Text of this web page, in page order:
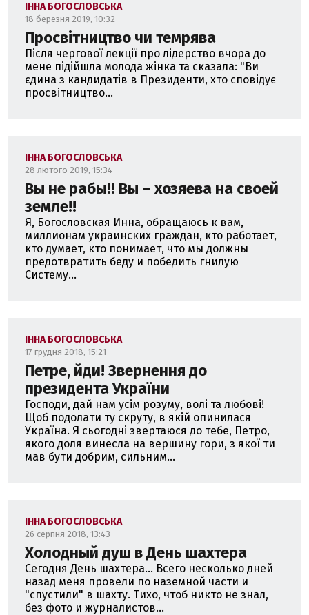
ІННА БОГОСЛОВСЬКА
18 березня 2019, 10:32
Просвітництво чи темрява
Після чергової лекції про лідерство вчора до
мене підійшла молода жінка та сказала: "Ви
єдина з кандидатів в Президенти, хто сповідує
просвітництво...
ІННА БОГОСЛОВСЬКА
28 лютого 2019, 15:34
Вы не рабы!! Вы – хозяева на своей
земле!!
Я, Богословская Инна, обращаюсь к вам,
миллионам украинских граждан, кто работает,
кто думает, кто понимает, что мы должны
предотвратить беду и победить гнилую
Систему...
ІННА БОГОСЛОВСЬКА
17 грудня 2018, 15:21
Петре, йди! Звернення до
президента України
Господи, дай нам усім розуму, волі та любові!
Щоб подолати ту скруту, в якій опинилася
Україна. Я сьогодні звертаюся до тебе, Петро,
якого доля винесла на вершину гори, з якої ти
мав бути добрим, сильним...
ІННА БОГОСЛОВСЬКА
26 серпня 2018, 13:43
Холодный душ в День шахтера
Сегодня День шахтера... Всего несколько дней
назад меня провели по наземной части и
"спустили" в шахту. Тихо, чтоб никто не знал,
без фото и журналистов...